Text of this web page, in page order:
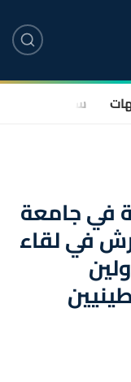
سياسة
في جامعة
في لقاء